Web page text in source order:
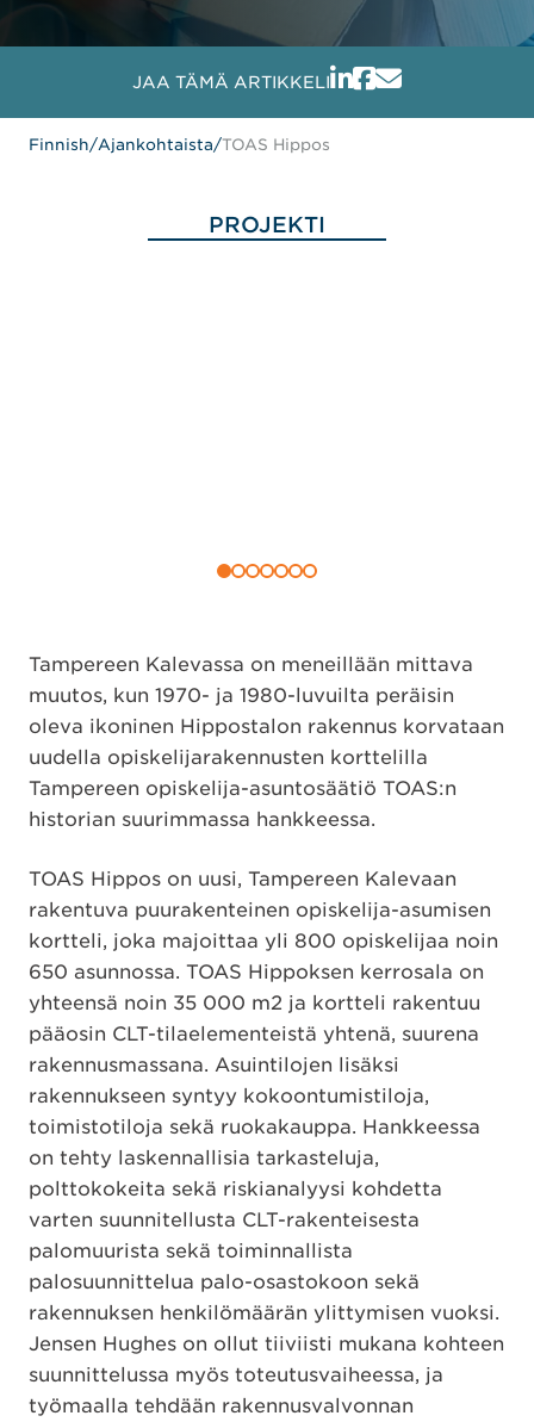
JAA TÄMÄ ARTIKKELI
Finnish/Ajankohtaista/TOAS Hippos
PROJEKTI
Tampereen Kalevassa on meneillään mittava
muutos, kun 1970- ja 1980-luvuilta peräisin
oleva ikoninen Hippostalon rakennus korvataan
uudella opiskelijarakennusten korttelilla
Tampereen opiskelija-asuntosäätiö TOAS:n
historian suurimmassa hankkeessa.
TOAS Hippos on uusi, Tampereen Kalevaan
rakentuva puurakenteinen opiskelija-asumisen
kortteli, joka majoittaa yli 800 opiskelijaa noin
650 asunnossa. TOAS Hippoksen kerrosala on
yhteensä noin 35 000 m2 ja kortteli rakentuu
pääosin CLT-tilaelementeistä yhtenä, suurena
rakennusmassana. Asuintilojen lisäksi
rakennukseen syntyy kokoontumistiloja,
toimistotiloja sekä ruokakauppa. Hankkeessa
on tehty laskennallisia tarkasteluja,
polttokokeita sekä riskianalyysi kohdetta
varten suunnitellusta CLT-rakenteisesta
palomuurista sekä toiminnallista
palosuunnittelua palo-osastokoon sekä
rakennuksen henkilömäärän ylittymisen vuoksi.
Jensen Hughes on ollut tiiviisti mukana kohteen
suunnittelussa myös toteutusvaiheessa, ja
työmaalla tehdään rakennusvalvonnan